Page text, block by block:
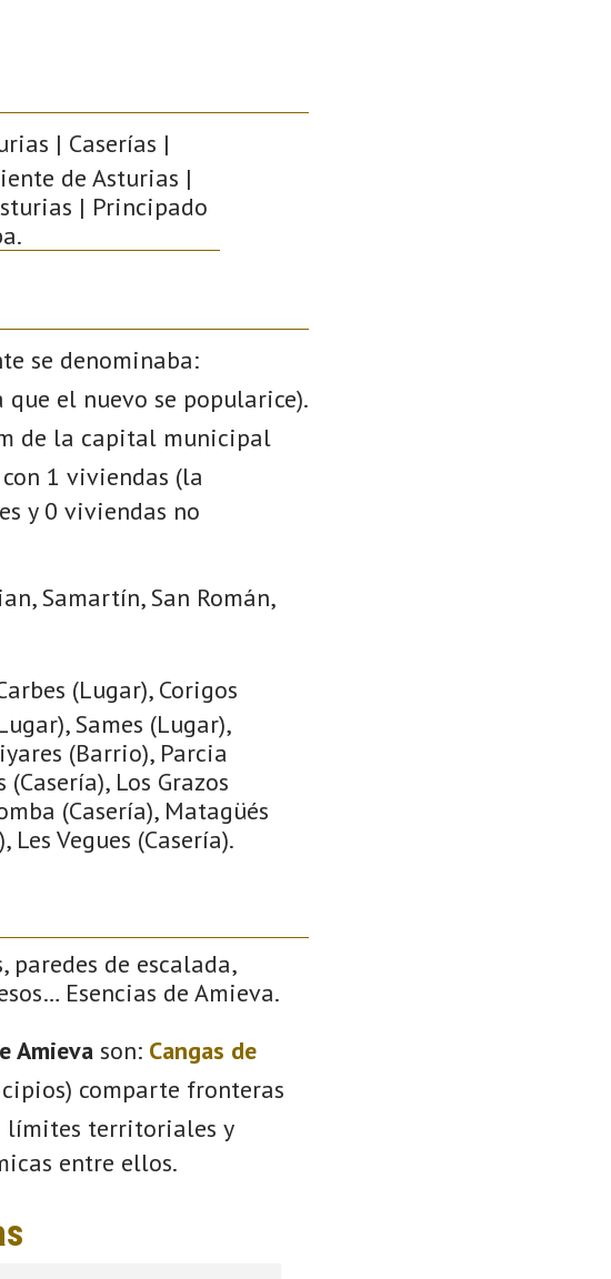
| Caserías |
de Asturias |
| Principado
se denominaba:
el nuevo se popularice).
de la capital municipal
1 viviendas (la
y 0 viviendas no
Samartín, San Román,
(Lugar), Corigos
Sames (Lugar),
(Barrio), Parcia
Los Grazos
(Casería), Matagüés
Vegues (Casería).
paredes de escalada,
Esencias de Amieva.
Amieva son: Cangas de
comparte fronteras
límites territoriales y
entre ellos.